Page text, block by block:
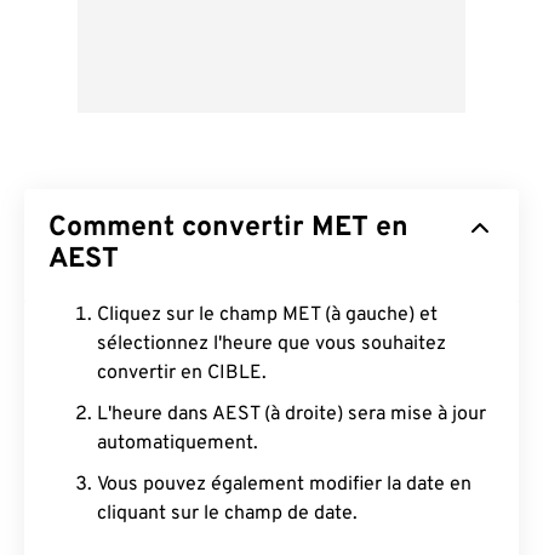
Comment convertir MET en
AEST
Cliquez sur le champ MET (à gauche) et
sélectionnez l'heure que vous souhaitez
convertir en CIBLE.
L'heure dans AEST (à droite) sera mise à jour
automatiquement.
Vous pouvez également modifier la date en
cliquant sur le champ de date.